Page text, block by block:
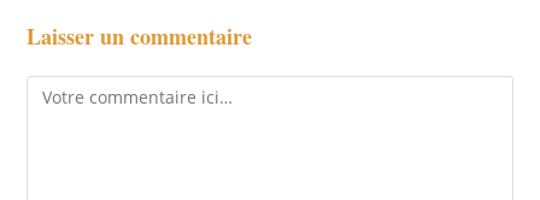
Laisser un commentaire
Comment